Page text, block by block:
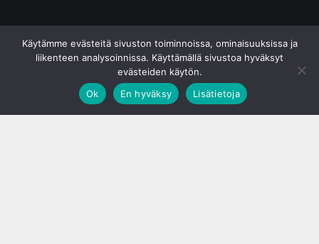
Käytämme evästeitä sivuston toiminnoissa, ominaisuuksissa ja
liikenteen analysoinnissa. Käyttämällä sivustoa hyväksyt
evästeiden käytön.
Ok
En hyväksy Lisätietoja